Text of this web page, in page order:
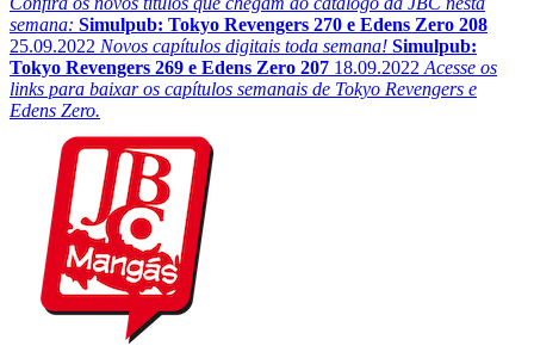
semana: Simulpub: Tokyo Revengers 270 e Edens Zero 208
25.09.2022 Novos capítulos digitais toda semana! Simulpub:
Tokyo Revengers 269 e Edens Zero 207 18.09.2022 Acesse os
links para baixar os capítulos semanais de Tokyo Revengers e
Edens Zero.